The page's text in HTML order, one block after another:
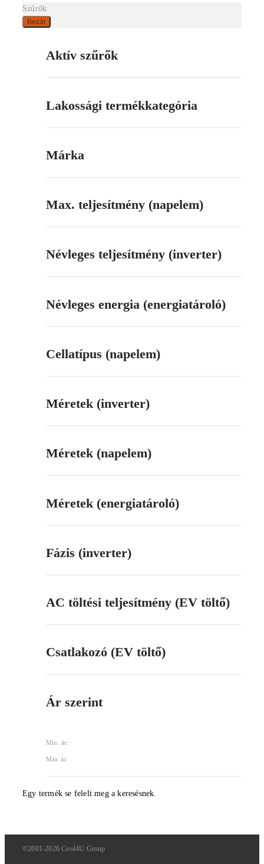
Szűrők
Bezár
Aktív szűrők
Lakossági termékkategória
Márka
Max. teljesítmény (napelem)
Névleges teljesítmény (inverter)
Névleges energia (energiatároló)
Cellatípus (napelem)
Méretek (inverter)
Méretek (napelem)
Méretek (energiatároló)
Fázis (inverter)
AC töltési teljesítmény (EV töltő)
Csatlakozó (EV töltő)
Ár szerint
Min. ár:
Max ár:
Egy termék se felelt meg a keresésnek.
©2001-2026 Cool4U Group